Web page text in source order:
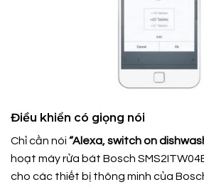
Điều khiển có giọng nói
Chỉ cần nói “Alexa, switch on
hoạt máy rửa bát Bosch
cho các thiết bị thông minh của